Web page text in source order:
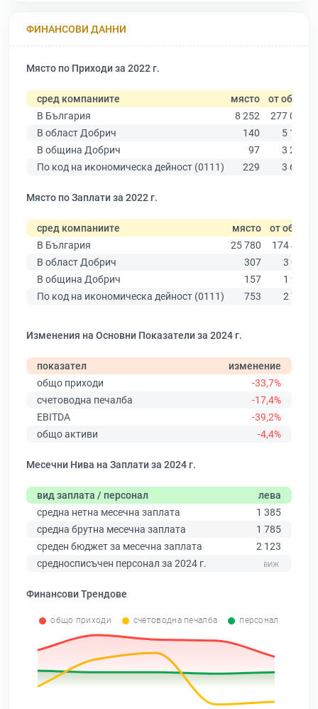
ФИНАНСОВИ ДАННИ
Място по Приходи за 2022 г.
сред компаниите място от общо
В България
8 252
277 019
В област Добрич
140
5 156
В община Добрич
97
3 239
По код на икономическа дейност (0111)
229 3 640
Място по Заплати за 2022 г.
сред компаниите място от общо
В България
25 780
174 403
В област Добрич
307
3 081
В община Добрич
157
1 913
По код на икономическа дейност (0111)
753 2 706
Изменения на Основни Показатели за 2024 г.
показател
изменение
общо приходи
-33,7%
счетоводна печалба
-17,4%
EBITDA
-39,2%
общо активи
-4,4%
Месечни Нива на Заплати за 2024 г.
вид заплата / персонал
лева
средна нетна месечна заплата
1 385
средна брутна месечна заплата
1 785
среден бюджет за месечна заплата
2 123
средносписъчен персонал за 2024 г.
Финансови Трендове
общо приходи счетоводна печалба персонал